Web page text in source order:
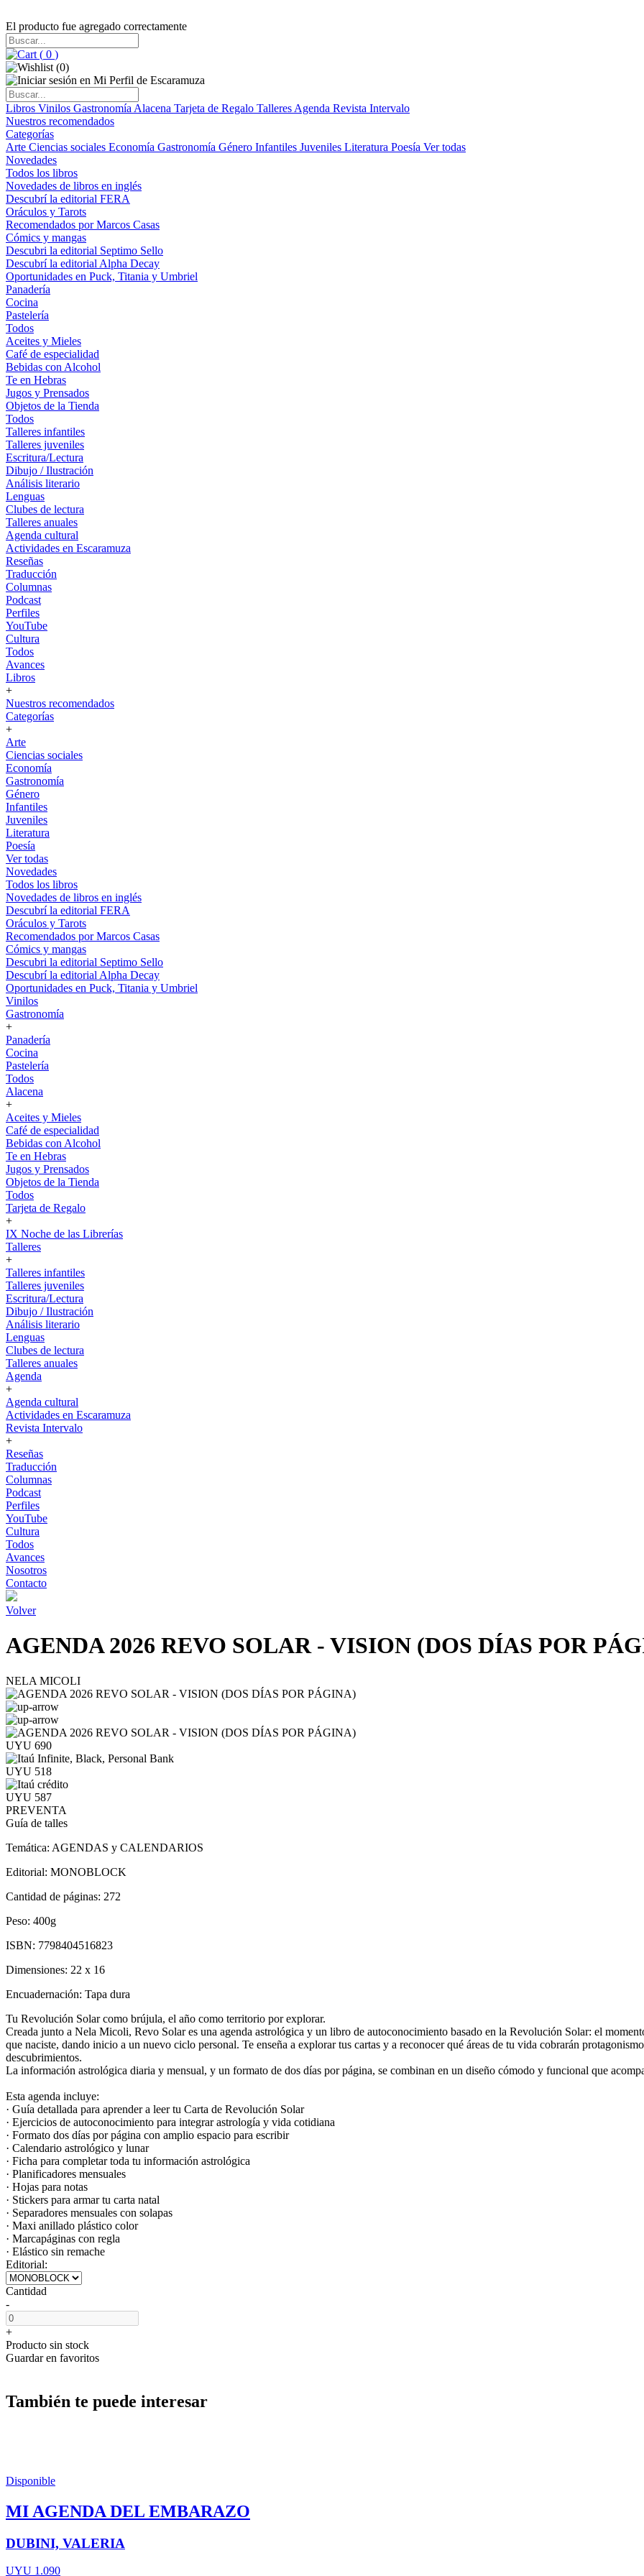
El producto fue agregado correctamente
( 0 )
(0)
Libros Vinilos Gastronomía Alacena Tarjeta de Regalo Talleres Agenda Revista Intervalo
Nuestros recomendados
Categorías
Arte Ciencias sociales Economía Gastronomía Género Infantiles Juveniles Literatura Poesía Ver todas
Novedades
Todos los libros
Novedades de libros en inglés
Descubrí la editorial FERA
Oráculos y Tarots
Recomendados por Marcos Casas
Cómics y mangas
Descubri la editorial Septimo Sello
Descubrí la editorial Alpha Decay
Oportunidades en Puck, Titania y Umbriel
Panadería
Cocina
Pastelería
Todos
Aceites y Mieles
Café de especialidad
Bebidas con Alcohol
Te en Hebras
Jugos y Prensados
Objetos de la Tienda
Todos
Talleres infantiles
Talleres juveniles
Escritura/Lectura
Dibujo / Ilustración
Análisis literario
Lenguas
Clubes de lectura
Talleres anuales
Agenda cultural
Actividades en Escaramuza
Reseñas
Traducción
Columnas
Podcast
Perfiles
YouTube
Cultura
Todos
Avances
Libros
+
Nuestros recomendados
Categorías
+
Arte
Ciencias sociales
Economía
Gastronomía
Género
Infantiles
Juveniles
Literatura
Poesía
Ver todas
Novedades
Todos los libros
Novedades de libros en inglés
Descubrí la editorial FERA
Oráculos y Tarots
Recomendados por Marcos Casas
Cómics y mangas
Descubri la editorial Septimo Sello
Descubrí la editorial Alpha Decay
Oportunidades en Puck, Titania y Umbriel
Vinilos
Gastronomía
+
Panadería
Cocina
Pastelería
Todos
Alacena
+
Aceites y Mieles
Café de especialidad
Bebidas con Alcohol
Te en Hebras
Jugos y Prensados
Objetos de la Tienda
Todos
Tarjeta de Regalo
+
IX Noche de las Librerías
Talleres
+
Talleres infantiles
Talleres juveniles
Escritura/Lectura
Dibujo / Ilustración
Análisis literario
Lenguas
Clubes de lectura
Talleres anuales
Agenda
+
Agenda cultural
Actividades en Escaramuza
Revista Intervalo
+
Reseñas
Traducción
Columnas
Podcast
Perfiles
YouTube
Cultura
Todos
Avances
Nosotros
Contacto
Volver
AGENDA 2026 REVO SOLAR - VISION (DOS DÍAS POR
NELA MICOLI
UYU 690
UYU 518
UYU 587
PREVENTA
Guía de talles
Temática: AGENDAS y CALENDARIOS
Editorial: MONOBLOCK
Cantidad de páginas: 272
Peso: 400g
ISBN: 7798404516823
Dimensiones: 22 x 16
Encuadernación: Tapa dura
Tu Revolución Solar como brújula, el año como territorio por explorar.
Creada junto a Nela Micoli, Revo Solar es una agenda astrológica y un libro de autoconocimiento basado en la Revolución Solar: el
que naciste, dando inicio a un nuevo ciclo personal. Te enseña a explorar tus cartas y a reconocer qué áreas de tu vida cobrarán
descubrimientos.
La información astrológica diaria y mensual, y un formato de dos días por página, se combinan en un diseño cómodo y funcional que
Esta agenda incluye:
· Guía detallada para aprender a leer tu Carta de Revolución Solar
· Ejercicios de autoconocimiento para integrar astrología y vida cotidiana
· Formato dos días por página con amplio espacio para escribir
· Calendario astrológico y lunar
· Ficha para completar toda tu información astrológica
· Planificadores mensuales
· Hojas para notas
· Stickers para armar tu carta natal
· Separadores mensuales con solapas
· Maxi anillado plástico color
· Marcapáginas con regla
· Elástico sin remache
Editorial:
Cantidad
-
+
Producto sin stock
Guardar en favoritos
También te puede interesar
Disponible
MI AGENDA DEL EMBARAZO
DUBINI, VALERIA
UYU 1.090